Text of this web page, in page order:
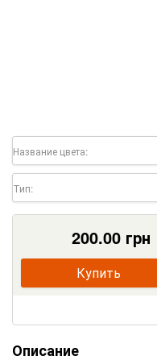
Название цвета:
Тип:
200.00грн
Купить
Описание